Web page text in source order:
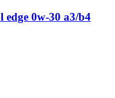
edge 0w-30 a3/b4